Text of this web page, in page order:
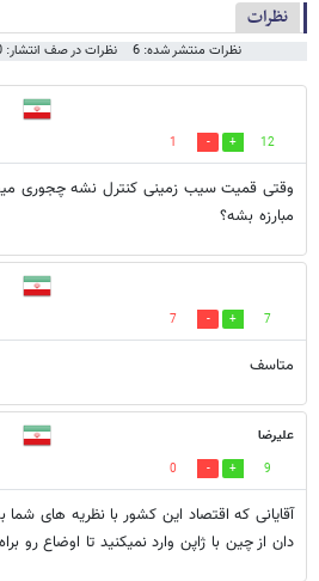
نظرات
نظرات منتشر شده: 6 نظرات در صف انتشار: 0
12
1
وقتی قمیت سیب زمینی کنترل نشه چجوری
مبارزه بشه؟
7
7
متاسف
علیرضا
9
0
آقایانی که اقتصاد این کشور با نظریه های
دان از چین با ژاپن وارد نمیکنید تا اوضاع رو